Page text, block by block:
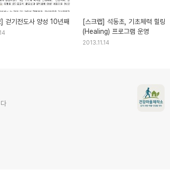
] 걷기전도사 양성 10년째
[스크랩] 석동초, 기초체력 힐링
(Healing) 프로그램 운영
2013.11.14